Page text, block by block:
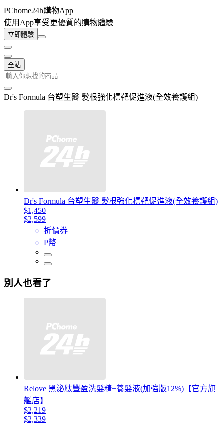
PChome24h購物App
使用App享受更優質的購物體驗
立即體驗
全站
Dr's Formula 台塑生醫 髮根強化標靶促進液(全效養護組)
Dr's Formula 台塑生醫 髮根強化標靶促進液(全效養護組)
$1,450
$2,599
折價券
P幣
別人也看了
Relove 黑泌肽豐盈洗髮精+養髮液(加強版12%)【官方旗
艦店】
$2,219
$2,339